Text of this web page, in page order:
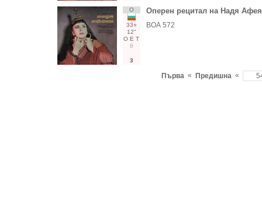
О
33○
12"
О Е Т
8
3
Оперен рецитал на Надя
ВОА 572
Първа « Предишна «